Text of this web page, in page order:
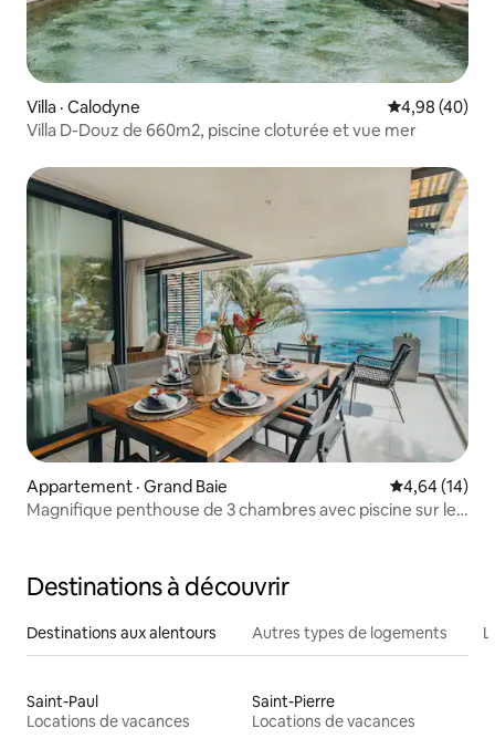
Villa · Calodyne Note
4,98 (40)
Villa D-Douz de 660m2, piscine cloturée et vue mer
Appartement · Grand Baie Note
4,64 (14)
Magnifique penthouse de 3 chambres avec piscine sur le
Destinations à découvrir
Destinations aux alentours Autres types de logements
Saint-Paul
Locations de vacances
Saint-Pierre
Locations de vacances